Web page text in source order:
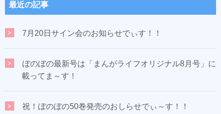
最近の記事
7月20日サイン会のお知らせでぃす！！
ぼのぼの最新号は「まんがライフオリジナル8月号」に
載ってま～す！
祝！ぼのぼの50巻発売のおしらせでぃ～す！！